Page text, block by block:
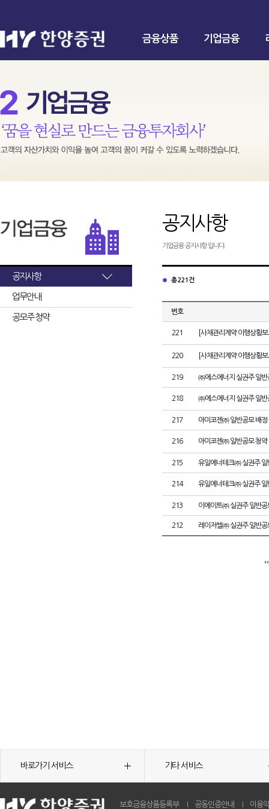
금융상품 기업금융
공지사항
업무안내
공모주 청약
공지사항
기업금융 공지사항 입니다.
총 221건
번호
221 [사채관리계약 이행상황
220 [사채관리계약 이행상황
219 ㈜에스에너지 실권주 일반
218 ㈜에스에너지 실권주 일반
217 아미코젠㈜ 일반공모 배정
216 아미코젠㈜ 일반공모 청약
215 유일에너테크㈜ 실권주 일
214 유일에너테크㈜ 실권주 일
213 이에이트㈜ 실권주 일반공
212 레이저쎌㈜ 실권주 일반공
바로가기 서비스 기타 서비스
보호금융상품등록부 공동인증안내 이용